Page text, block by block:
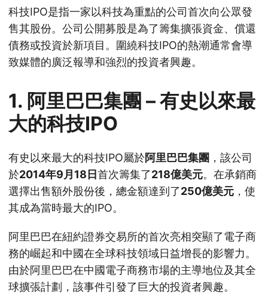
科技IPO是指一家以科技為重點的公司首次向公眾發
售其股份。公司公開募股是為了籌集擴張資金、償還
債務或投資於新項目。圍繞科技IPO的熱潮通常會導
致媒體的廣泛報導和強烈的投資者興趣。
1. 阿里巴巴集團 – 有史以來最
大的科技IPO
有史以來最大的科技IPO屬於阿里巴巴集團 ，該公司
於2014年9月18日首次籌集了218億美元。在承銷商
選擇出售額外股份後，總金額達到了250億美元 ，使
其成為當時最大的IPO。
阿里巴巴在紐約證券交易所的首次亮相突顯了電子商
務的崛起和中國在全球科技領域日益增長的影響力。
由於阿里巴巴在中國電子商務市場的主導地位及其全
球擴張計劃，該事件引發了巨大的投資者興趣。